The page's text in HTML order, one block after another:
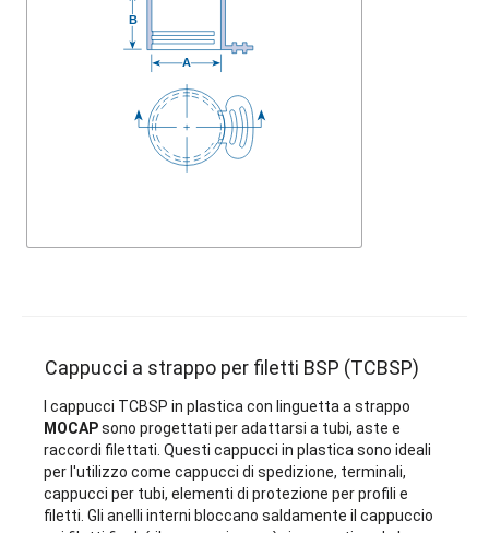
Cappucci a strappo per filetti BSP (TCBSP)
I cappucci TCBSP in plastica con linguetta a strappo
MOCAPsono progettati per adattarsi a tubi, aste e
raccordi filettati. Questi cappucci in plastica sono ideali
per l'utilizzo come cappucci di spedizione, terminali,
cappucci per tubi, elementi di protezione per profili e
filetti. Gli anelli interni bloccano saldamente il cappuccio